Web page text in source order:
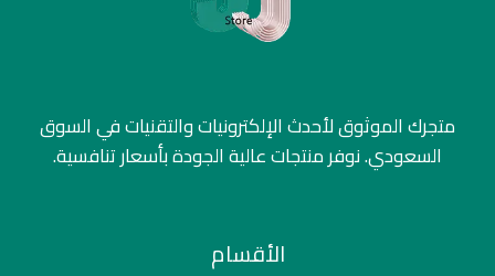
متجرك الموثوق لأحدث الإلكترونيات والتقنيات في السوق
السعودي. نوفر منتجات عالية الجودة بأسعار تنافسية.
الأقسام